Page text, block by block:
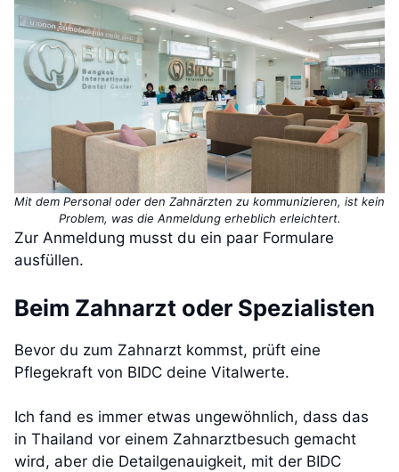
Mit dem Personal oder den Zahnärzten zu kommunizieren, ist kein
Problem, was die Anmeldung erheblich erleichtert.
Zur Anmeldung musst du ein paar Formulare
ausfüllen.
Beim Zahnarzt oder Spezialisten
Bevor du zum Zahnarzt kommst, prüft eine
Pflegekraft von BIDC deine Vitalwerte.
Ich fand es immer etwas ungewöhnlich, dass das
in Thailand vor einem Zahnarztbesuch gemacht
wird, aber die Detailgenauigkeit, mit der BIDC